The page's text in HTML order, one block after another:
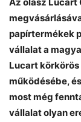
papírtermékek
vállalat a
Lucart
működésébe,
most még
vállalat olyan